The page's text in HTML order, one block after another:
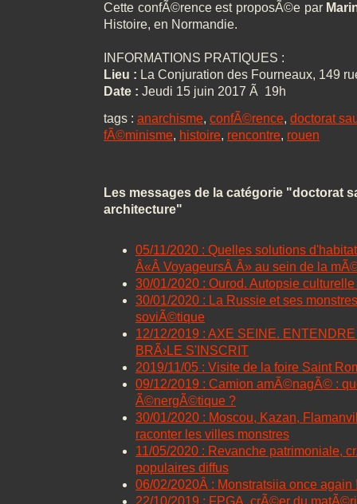
Cette confÃ©rence est proposÃ©e par
Histoire, en Normandie.
INFORMATIONS PRATIQUES :
Lieu : La Conjuration des Fourneaux, 149
Date : Jeudi 15 juin 2017 Ã 19h
tags : anarchisme, confÃ©rence, doctorat
fÃ©minisme, histoire, rencontre, rouen
Les messages de la catégorie "doctorat
architecture"
05/11/2020 : Quelles solutions
Â«Â VoyageursÂ Â» au sein de la
30/01/2020 : Ourod. Autopsie
30/01/2020 : La Russie et ses
soviÃ©tique
12/12/2019 : AXE SEINE.
BRÃ›LE S'INSCRIT
2019/11/05 : Visite de la foire Saint
09/12/2019 : Camion amÃ©nagÃ© :
Ã©nergÃ©tique ?
30/01/2020 : Moscou, Kazan,
raconter les villes monstres
11/05/2020 : Revanche patrimoniale,
populaires diffus
06/02/2020Â : Monstratsiia once again
22/10/2019 : FPGA, crÃ©er du